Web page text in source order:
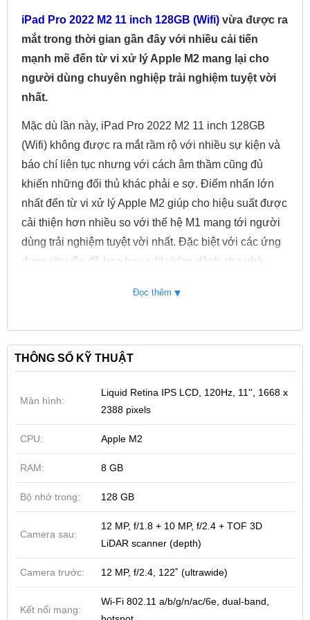
iPad Pro 2022 M2 11 inch 128GB (Wifi) vừa được ra
mắt trong thời gian gần đây với nhiều cải tiến
mạnh mẽ đến từ vi xử lý Apple M2 mang lại cho
người dùng chuyên nghiệp trải nghiệm tuyệt vời
nhất.
Mặc dù lần này, iPad Pro 2022 M2 11 inch 128GB
(Wifi) không được ra mắt rầm rộ với nhiều sự kiện và
báo chí liên tục nhưng với cách âm thầm cũng đủ
khiến những đối thủ khác phải e sợ. Điểm nhấn lớn
nhất đến từ vi xử lý Apple M2 giúp cho hiệu suất được
cải thiện hơn nhiều so với thế hệ M1 mang tới người
dùng trải nghiệm tuyệt vời nhất. Đặc biệt với các ứng
dụng chuyên đồ họa hay edit video dành cho nhà
còn lại hầu như không có quá nhiều thay đổi nên có
Thiết kế trên iPad Pro
Khác với phiên bản iPad Gen 10, Apple đã không thay
đổi thiết kế của iPad Pro trong nhiều năm và iPad Pro
2022 M2 11 inch 128GB (Wifi) cũng không phải ngoại
lệ. iPad Pro 2022 M2 11 inch 128GB (Wifi) sở hữu
khung kim loại được chế tạo từ nhôm tái chế cao cấp
Đọc thêm ▾
THÔNG SỐ KỸ THUẬT
Màn hình:
Liquid Retina IPS LCD, 120Hz, 11'', 1668 x
2388 pixels
CPU: Apple M2
RAM: 8 GB
Bộ nhớ trong: 128 GB
Camera sau:
12 MP, f/1.8 + 10 MP, f/2.4 + TOF 3D
LiDAR scanner (depth)
Camera trước: 12 MP, f/2.4, 122˚ (ultrawide)
Kết nối mạng:
Wi-Fi 802.11 a/b/g/n/ac/6e, dual-band,